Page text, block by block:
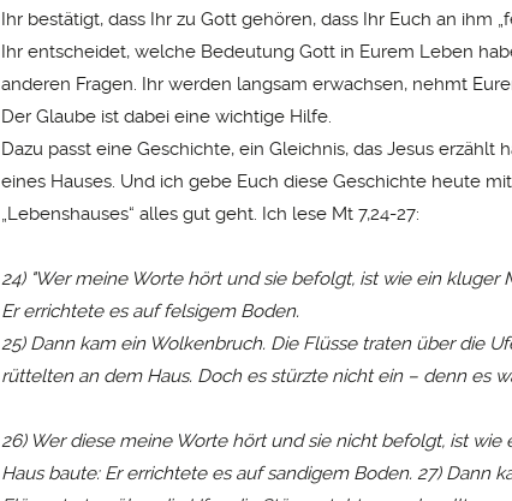
Ihr bestätigt, dass Ihr zu Gott gehören, dass Ihr Euch an ihm
Ihr entscheidet, welche Bedeutung Gott in Eurem Leben
anderen Fragen. Ihr werden langsam erwachsen, nehmt
Der Glaube ist dabei eine wichtige Hilfe.
Dazu passt eine Geschichte, ein Gleichnis, das Jesus erzählt
eines Hauses. Und ich gebe Euch diese Geschichte heute
„Lebenshauses“ alles gut geht. Ich lese Mt 7,24-27:
24) "Wer meine Worte hört und sie befolgt, ist wie ein kluger
Er errichtete es auf felsigem Boden.
25) Dann kam ein Wolkenbruch. Die Flüsse traten über die
rüttelten an dem Haus. Doch es stürzte nicht ein – denn es
26) Wer diese meine Worte hört und sie nicht befolgt, ist wie
Haus baute: Er errichtete es auf sandigem Boden. 27) Dann